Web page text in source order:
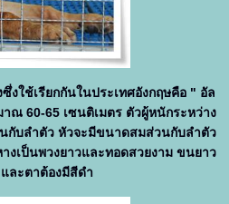
ใช้เรียกกันในประเทศอังกฤษคือ " อัล
ณ 60-65 เซนติเมตร ตัวผู้หนักระหว่าง
กับลำตัว หัวจะมีขนาดสมส่วนกับลำตัว
งเป็นพวงยาวและทอดสวยงาม ขนยาว
ละตาต้องมีสีดำ